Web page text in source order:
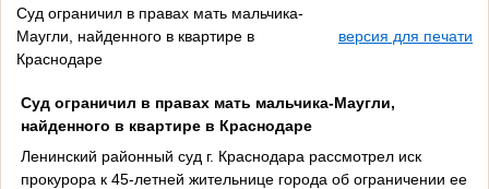
Суд ограничил в правах мать мальчика-
Маугли, найденного в квартире в
Краснодаре
версия для печати
Суд ограничил в правах мать мальчика-Маугли,
найденного в квартире в Краснодаре
Ленинский районный суд г. Краснодара рассмотрел иск
прокурора к 45-летней жительнице города об ограничении ее